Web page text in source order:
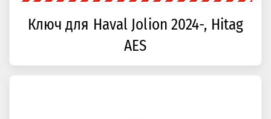
Ключ для Haval Jolion 2024-, Hitag
AES